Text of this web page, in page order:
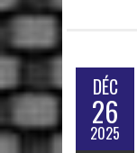
DÉC
26
2025